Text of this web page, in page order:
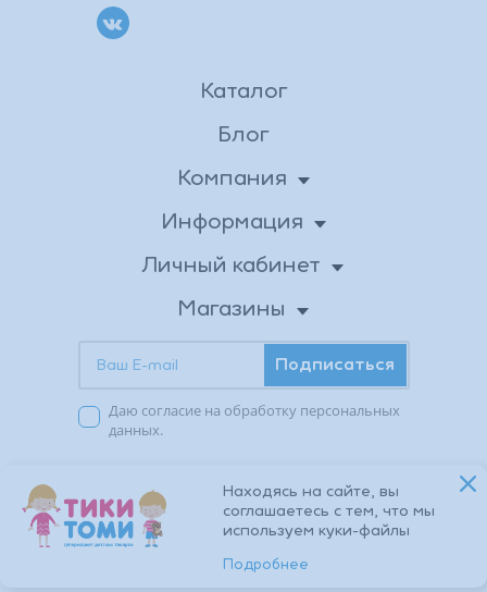
Находясь на сайте, вы
соглашаетесь с тем, что мы
используем куки-файлы
Подробнее
Каталог
Блог
Компания
Новости
Контакты
Информация
Доставка
Возврат товара
Публичная оферта
Личный кабинет
Личные данные
Бонусная программа
Заказы
Магазины
Адреса магазинов
Акции в магазинах
Подписаться
Даю согласие на обработку персональных
данных.
© 2026 TIKI TOMI. Все права защищены.
Разработка сайта:
nologostudio.ru